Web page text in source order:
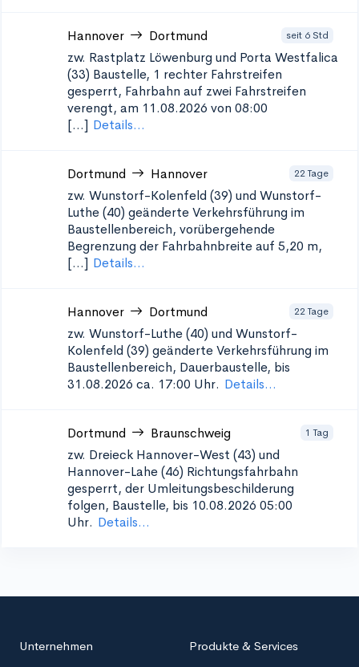
Hannover Dortmund seit 6 Std
zw. Rastplatz Löwenburg und Porta Westfalica
(33) Baustelle, 1 rechter Fahrstreifen
gesperrt, Fahrbahn auf zwei Fahrstreifen
verengt, am 11.08.2026 von 08:00
[...] Details...
Dortmund Hannover 22 Tage
zw. Wunstorf-Kolenfeld (39) und Wunstorf-
Luthe (40) geänderte Verkehrsführung im
Baustellenbereich, vorübergehende
Begrenzung der Fahrbahnbreite auf 5,20 m,
[...] Details...
Hannover Dortmund 22 Tage
zw. Wunstorf-Luthe (40) und Wunstorf-
Kolenfeld (39) geänderte Verkehrsführung im
Baustellenbereich, Dauerbaustelle, bis
31.08.2026 ca. 17:00 Uhr. Details...
Dortmund Braunschweig 1 Tag
zw. Dreieck Hannover-West (43) und
Hannover-Lahe (46) Richtungsfahrbahn
gesperrt, der Umleitungsbeschilderung
folgen, Baustelle, bis 10.08.2026 05:00
Uhr. Details...
Unternehmen
Produkte & Services